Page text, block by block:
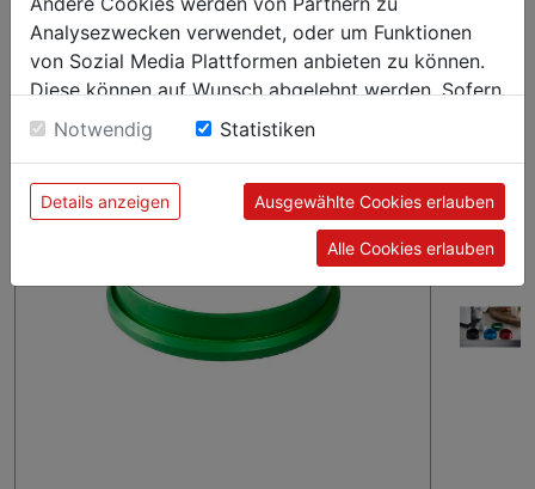
meisten Duniform®-Maschinenmodellen können sie leicht
ausgetauscht werden, was eine große Flexibilität und Auswahl
bei der Wahl der zu versiegelnden Schalen ermöglicht.
Analysezwecken verwendet, oder um Funktionen
von Sozial Media Plattformen anbieten zu können.
Diese können auf Wunsch abgelehnt werden. Sofern
sie unsere Webseite weiter nutzen, geben Sie
Einwilligung zu unseren Cookies.
Notwendig Statistiken
Details anzeigen Ausgewählte Cookies erlauben
Alle Cookies erlauben